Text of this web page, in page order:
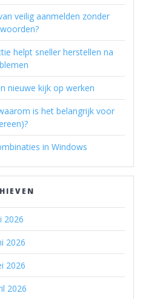
veilig aanmelden zonder
helpt sneller herstellen na
nieuwe kijk op werken
is het belangrijk voor
in Windows
2026
2026
2026
2026